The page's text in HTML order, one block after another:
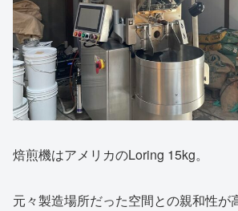
焙煎機はアメリカのLoring 15kg。
元々製造場所だった空間との親和性が